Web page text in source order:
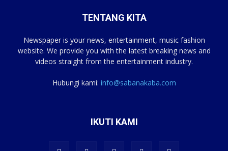
TENTANG KITA
Newspaper is your news, entertainment, music fashion
website. We provide you with the latest breaking news and
videos straight from the entertainment industry.
Hubungi kami: info@sabanakaba.com
IKUTI KAMI